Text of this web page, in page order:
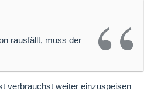
rausfällt, muss der
verbrauchst weiter einzuspeisen